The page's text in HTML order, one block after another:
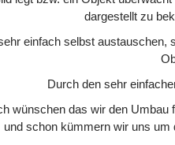
dargestellt zu
einfach selbst austauschen,
Durch den sehr
wünschen das wir den
und schon kümmern wir uns um